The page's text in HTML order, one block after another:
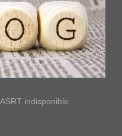
indisponible